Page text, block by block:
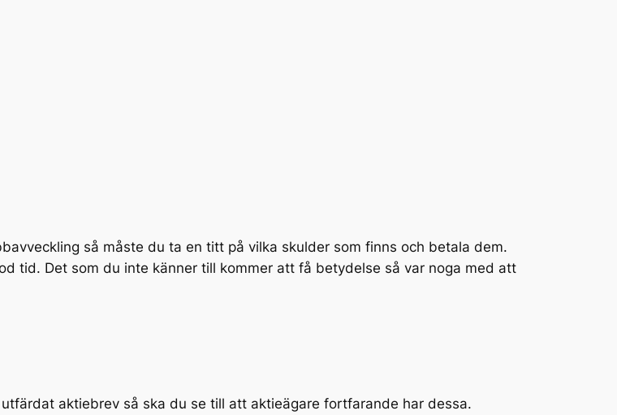
så måste du ta en titt på vilka skulder som finns och betala dem.
tid. Det som du inte känner till kommer att få betydelse så var noga med att
aktiebrev så ska du se till att aktieägare fortfarande har dessa.